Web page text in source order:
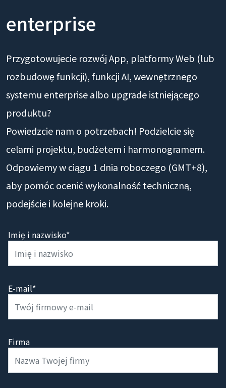
enterprise
Przygotowujecie rozwój App, platformy Web (lub
rozbudowę funkcji), funkcji AI, wewnętrznego
systemu enterprise albo upgrade istniejącego
produktu?
Powiedzcie nam o potrzebach! Podzielcie się
celami projektu, budżetem i harmonogramem.
Odpowiemy w ciągu 1 dnia roboczego (GMT+8),
aby pomóc ocenić wykonalność techniczną,
podejście i kolejne kroki.
Imię i nazwisko*
E-mail*
Firma